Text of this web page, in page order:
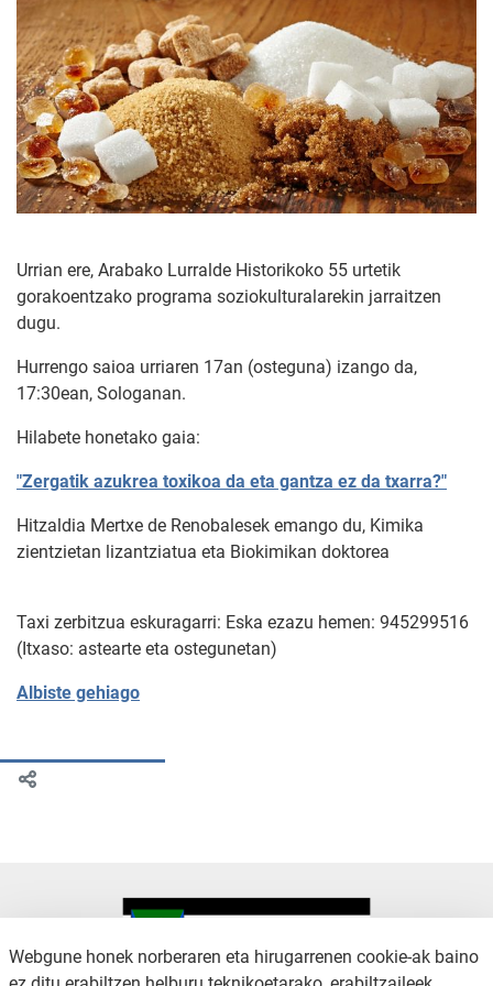
Urrian ere, Arabako Lurralde Historikoko 55 urtetik
gorakoentzako programa soziokulturalarekin jarraitzen
dugu.
Hurrengo saioa urriaren 17an (osteguna) izango da,
17:30ean, Sologanan.
Hilabete honetako gaia:
"Zergatik azukrea toxikoa da eta gantza ez da txarra?"
Hitzaldia Mertxe de Renobalesek emango du, Kimika
zientzietan lizantziatua eta Biokimikan doktorea
Taxi zerbitzua eskuragarri: Eska ezazu hemen: 945299516
(Itxaso: astearte eta ostegunetan)
Albiste gehiago
Webgune honek norberaren eta hirugarrenen cookie-ak baino